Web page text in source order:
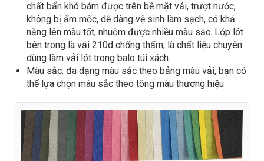
chất bẩn khó bám được trên bề mặt vải, trượt nước,
không bị ẩm mốc, dễ dàng vệ sinh làm sạch, có khả
năng lên màu tốt, nhuộm được nhiều màu sắc. Lớp lót
bên trong là vải 210d chống thấm, là chất liệu chuyên
dùng làm vải lót trong balo túi xách.
Màu sắc: đa dạng màu sắc theo bảng màu vải, bạn có
thể lựa chọn màu sắc theo tông màu thương hiệu